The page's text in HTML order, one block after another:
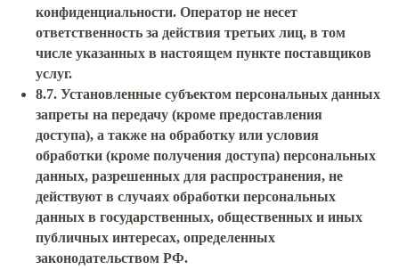
конфиденциальности. Оператор не несет
ответственность за действия третьих лиц, в том
числе указанных в настоящем пункте поставщиков
услуг.
8.7. Установленные субъектом персональных данных
запреты на передачу (кроме предоставления
доступа), а также на обработку или условия
обработки (кроме получения доступа) персональных
данных, разрешенных для распространения, не
действуют в случаях обработки персональных
данных в государственных, общественных и иных
публичных интересах, определенных
законодательством РФ.